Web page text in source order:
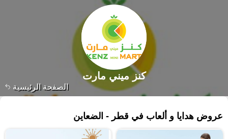
الصفحة الرئيسية
كنز ميني مارت
عروض هدايا و ألعاب في قطر - الضعاين